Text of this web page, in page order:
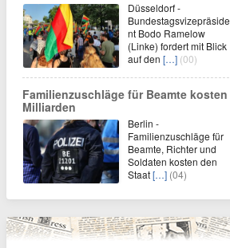
Düsseldorf -
Bundestagsvizepräside
nt Bodo Ramelow
(Linke) fordert mit Blick
auf den […] (00)
Familienzuschläge für Beamte kosten
Milliarden
Berlin -
Familienzuschläge für
Beamte, Richter und
Soldaten kosten den
Staat[…] (04)